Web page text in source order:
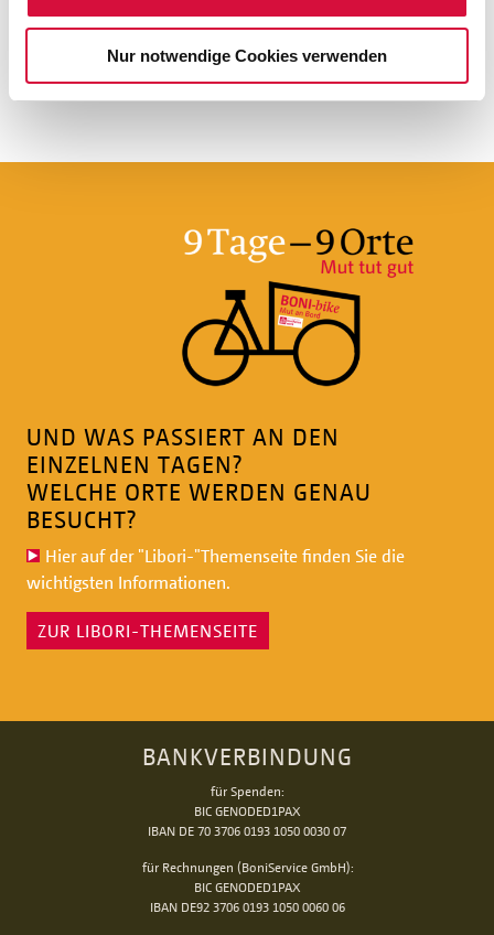
Nur notwendige Cookies verwenden
bekämpft" von David Kadel.
(thmei)
UND WAS PASSIERT AN DEN
EINZELNEN TAGEN?
WELCHE ORTE WERDEN GENAU
BESUCHT?
Hier auf der "Libori-"Themenseite finden Sie die
wichtigsten Informationen.
ZUR LIBORI-THEMENSEITE
BANKVERBINDUNG
für Spenden:
BIC GENODED1PAX
IBAN DE 70 3706 0193 1050 0030 07
für Rechnungen (BoniService GmbH):
BIC GENODED1PAX
IBAN DE92 3706 0193 1050 0060 06